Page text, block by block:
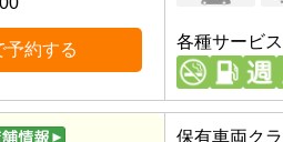
予約する 各種サービス
保有車両ク